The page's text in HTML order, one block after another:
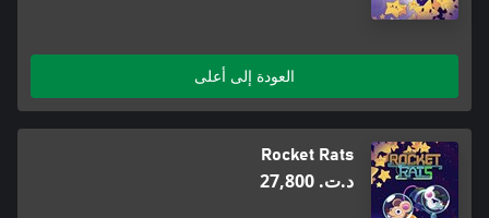
العودة إلى أعلى
Rocket Rats
د.ت.‏ 27,800